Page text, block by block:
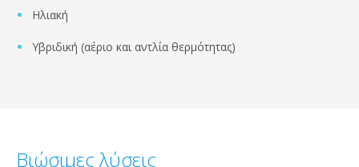
Ηλιακή
Υβριδική (αέριο και αντλία θερμότητας)
Βιώσιμες λύσεις